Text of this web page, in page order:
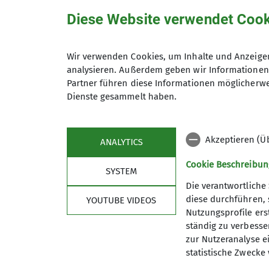
Details
Tourenprogramm allgemein
Diese Website verwendet
Wir verwenden Cookies, um Inhalte und
analysieren. Außerdem geben wir
Partner führen diese Informationen
Dienste gesammelt haben.
ANALYTICS
SYSTEM
YOUTUBE VIDEOS
Akzeptieren
Cookie
Die
diese durchführen,
Nutzungsprofile
ständig zu
zur Nutzeranalyse
statistische Zwecke